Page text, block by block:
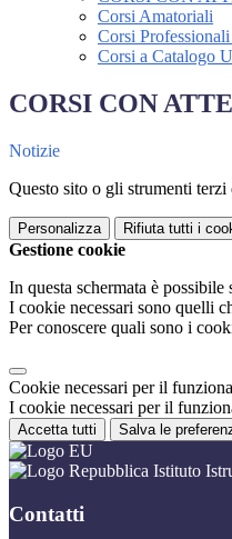
Corsi Amatoriali
Corsi
Corsi a Catalogo
CORSI CON
Notizie
Questo sito o gli strumenti
Personalizza Rifiuta tutti i
Gestione cookie
In questa schermata è
I cookie necessari sono quelli
Per conoscere quali sono i
Cookie necessari per il
I cookie necessari per il
Accetta tutti Salva le
Istituto
Contatti